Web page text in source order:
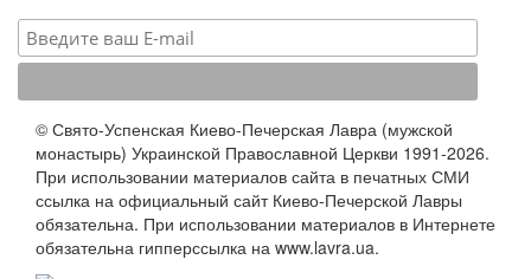
© Свято-Успенская Киево-Печерская Лавра (мужской
монастырь) Украинской Православной Церкви 1991-2026.
При использовании материалов сайта в печатных СМИ
ссылка на официальный сайт Киево-Печерской Лавры
обязательна. При использовании материалов в Интернете
обязательна гипперссылка на www.lavra.ua.